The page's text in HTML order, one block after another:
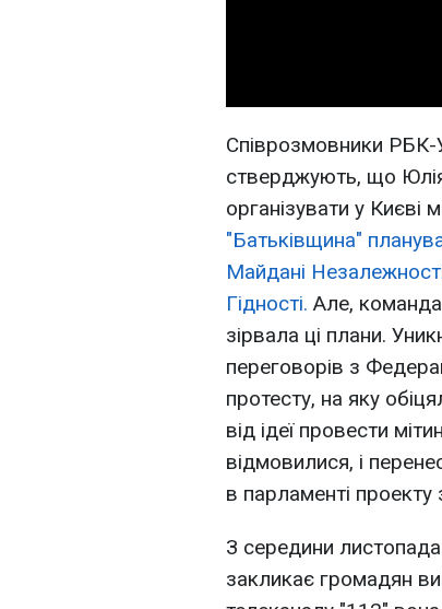
Співрозмовники РБК-
стверджують, що
організувати у Києві
"Батьківщина"
Майдані
Гідності. Але, команда
зірвала ці плани.
переговорів з
протесту, на яку
від ідеї провести
відмовилися, і
в парламенті
З середини
закликає громадян